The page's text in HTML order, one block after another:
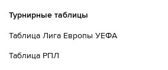
Турнирные таблицы
Таблица Лига Европы УЕФА
Таблица РПЛ